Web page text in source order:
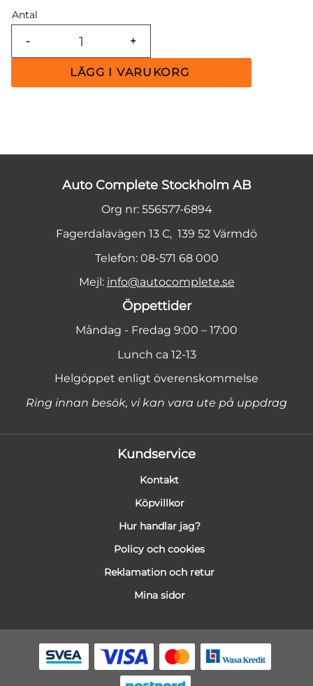
Antal
+
-
Auto Complete Stockholm AB
Org nr: 556577-6894
Fagerdalavägen 13 C, 139 52 Värmdö
Telefon: 08-571 68 000
Mejl: info@autocomplete.se
Öppettider
Måndag - Fredag 9:00 – 17:00
Lunch ca 12-13
Helgöppet enligt överenskommelse
Ring innan besök, vi kan vara ute på uppdrag
Kundservice
Kontakt
Köpvillkor
Hur handlar jag?
Policy och cookies
Reklamation och retur
Mina sidor